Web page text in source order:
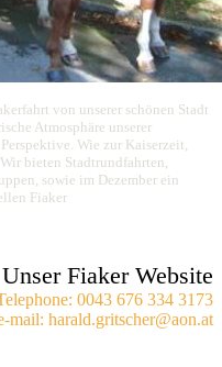
von unserer schönen Stadt
Atmosphäre unserer
Wie zur Kaiserzeit,
bieten Stadtrundfahrten,
sowie im Dezember ein
Fiaker
Unser Fiaker Website
0043 676 334 3173
mail: harald.gritscher@aon.at